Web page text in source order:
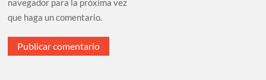
navegador para la próxima vez
que haga un comentario.